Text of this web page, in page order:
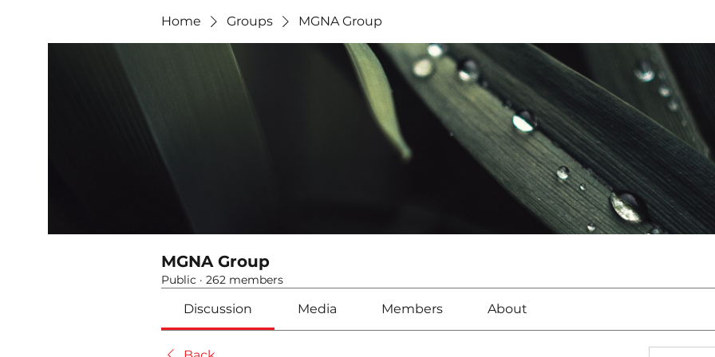
Home Groups MGNA Group
MGNA Group
Public · 262 members
Discussion Media Members About